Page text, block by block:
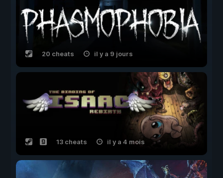
20 cheats il y a 9 jours
13 cheats il y a 4 mois